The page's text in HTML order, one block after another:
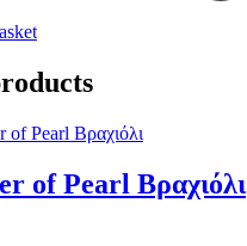
of Pearl Βραχιόλι